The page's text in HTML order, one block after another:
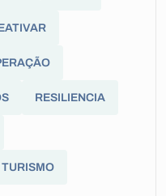
RESILIENCIA
TURISMO